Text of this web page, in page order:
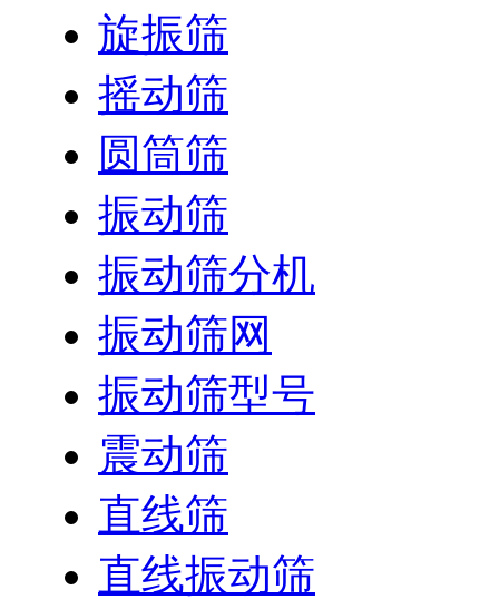
旋振筛
摇动筛
圆筒筛
振动筛
振动筛分机
振动筛网
振动筛型号
震动筛
直线筛
直线振动筛